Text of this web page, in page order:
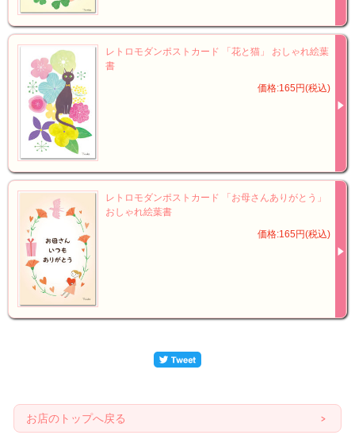
レトロモダンポストカード 「花と猫」 おしゃれ絵葉
書
価格:165円(税込)
レトロモダンポストカード 「お母さんありがとう」
おしゃれ絵葉書
価格:165円(税込)
お店のトップへ戻る